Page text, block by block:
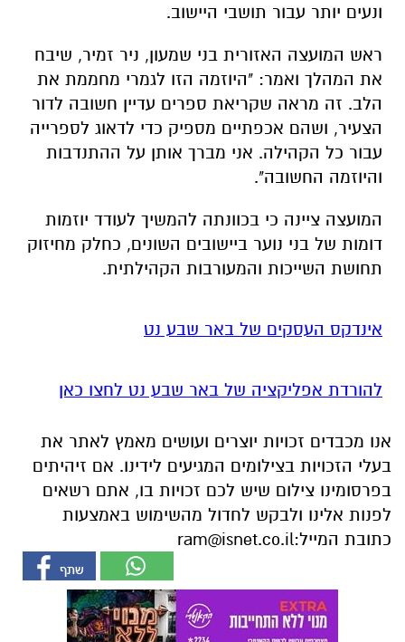
ונעים יותר עבור תושבי היישוב.
ראש המועצה האזורית בני שמעון, ניר זמיר, שיבח
את המהלך ואמר: "היוזמה הזו לגמרי מחממת את
הלב. זה מראה שקריאת ספרים עדיין חשובה לדור
הצעיר, ושהם אכפתיים מספיק כדי לדאוג לספרייה
עבור כל הקהילה. אני מברך אותן על ההתנדבות
והיוזמה החשובה".
המועצה ציינה כי בכוונתה להמשיך לעודד יוזמות
דומות של בני נוער ביישובים השונים, כחלק מחיזוק
תחושת השייכות והמעורבות הקהילתית.
אינדקס העסקים של באר שבע נט
להורדת אפליקציה של באר שבע נט לחצו כאן
אנו מכבדים זכויות יוצרים ועושים מאמץ לאתר את
בעלי הזכויות בצילומים המגיעים לידינו. אם זיהיתים
בפרסומינו צילום שיש לכם זכויות בו, אתם רשאים
לפנות אלינו ולבקש לחדול מהשימוש באמצעות
כתובת המייל:ram@isnet.co.il